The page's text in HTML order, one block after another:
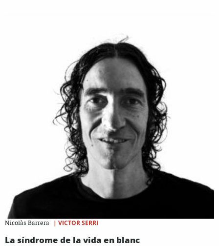
Nicolàs Barrera | VICTOR SERRI
La síndrome de la vida en blanc